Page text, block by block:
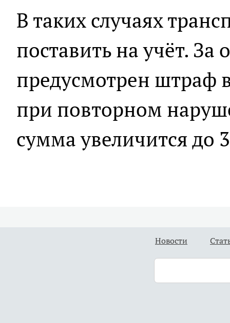
В таких случаях
поставить на учёт. За
предусмотрен штраф
при повторном
сумма увеличится до
Новости